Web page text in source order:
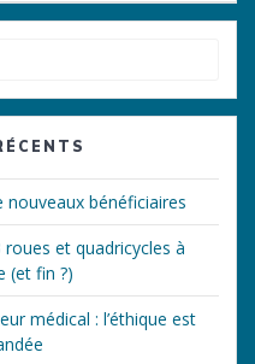
nouveaux bénéficiaires
et quadricycles à
(et fin ?)
médical : l’éthique est